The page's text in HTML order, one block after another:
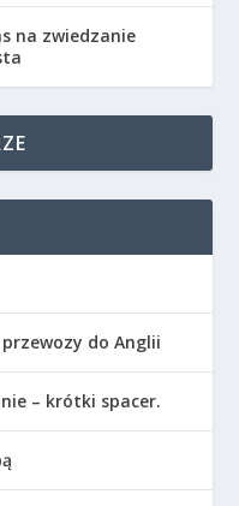
na zwiedzanie
do Anglii
– krótki spacer.